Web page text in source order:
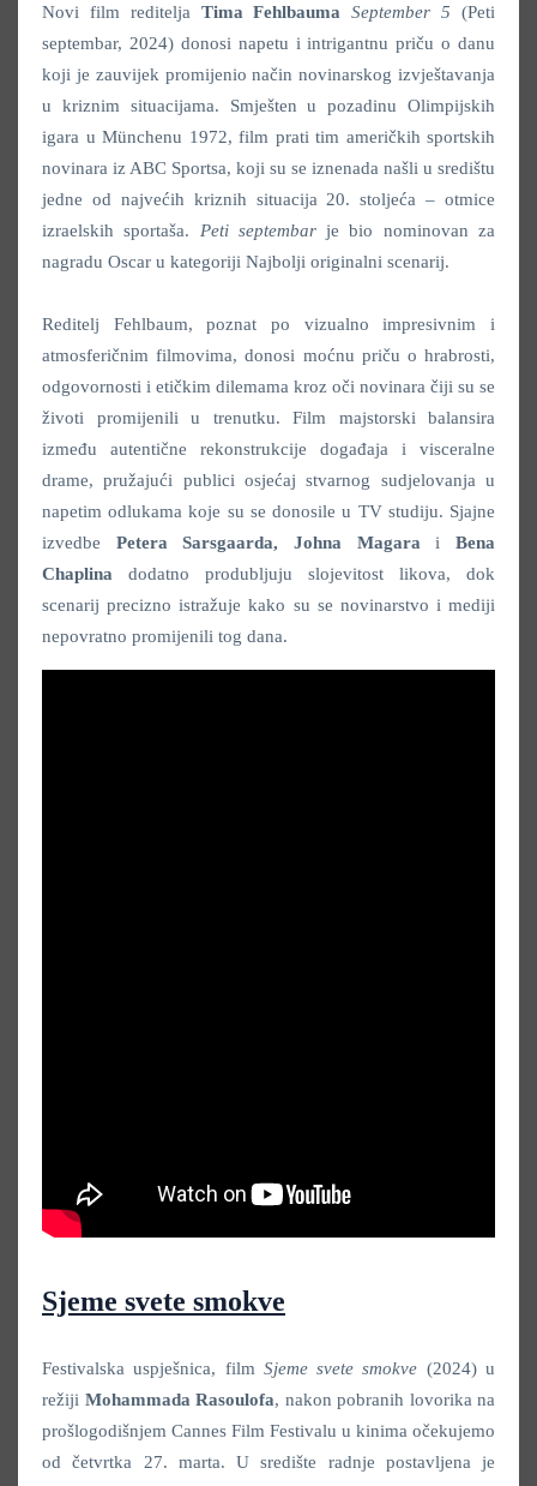
Novi film reditelja Tima Fehlbauma September 5 (Peti
septembar, 2024) donosi napetu i intrigantnu priču o danu
koji je zauvijek promijenio način novinarskog izvještavanja
u kriznim situacijama. Smješten u pozadinu Olimpijskih
igara u Münchenu 1972, film prati tim američkih sportskih
novinara iz ABC Sportsa, koji su se iznenada našli u središtu
jedne od najvećih kriznih situacija 20. stoljeća – otmice
izraelskih sportaša. Peti septembarje bio nominovan za
nagradu Oscar u kategoriji Najbolji originalni scenarij.
Reditelj Fehlbaum, poznat po vizualno impresivnim i
atmosferičnim filmovima, donosi moćnu priču o hrabrosti,
odgovornosti i etičkim dilemama kroz oči novinara čiji su se
životi promijenili u trenutku. Film majstorski balansira
između autentične rekonstrukcije događaja i visceralne
drame, pružajući publici osjećaj stvarnog sudjelovanja u
napetim odlukama koje su se donosile u TV studiju. Sjajne
izvedbe Petera Sarsgaarda, Johna Magara iBena
Chaplina dodatno produbljuju slojevitost likova, dok
scenarij precizno istražuje kako su se novinarstvo i mediji
nepovratno promijenili tog dana.
Sjeme svete smokve
Festivalska uspješnica, film Sjeme svete smokve (2024) u
režiji Mohammada Rasoulofa, nakon pobranih lovorika na
prošlogodišnjem Cannes Film Festivalu u kinima očekujemo
od četvrtka 27. marta. U središte radnje postavljena je